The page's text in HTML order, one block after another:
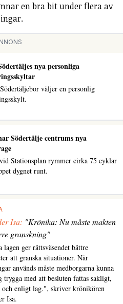
en bra bit under flera av
nya personliga
väljer en personlig
Södertälje centrums nya
Stationsplan rymmer cirka 75 cyklar
dygnet runt.
Isa: "Krönika: Nu måste makten
granskning"
lagen ger rättsväsendet bättre
att granska situationer. När
används måste medborgarna kunna
trygga med att besluten fattas sakligt,
och enligt lag.", skriver krönikören
Isa.